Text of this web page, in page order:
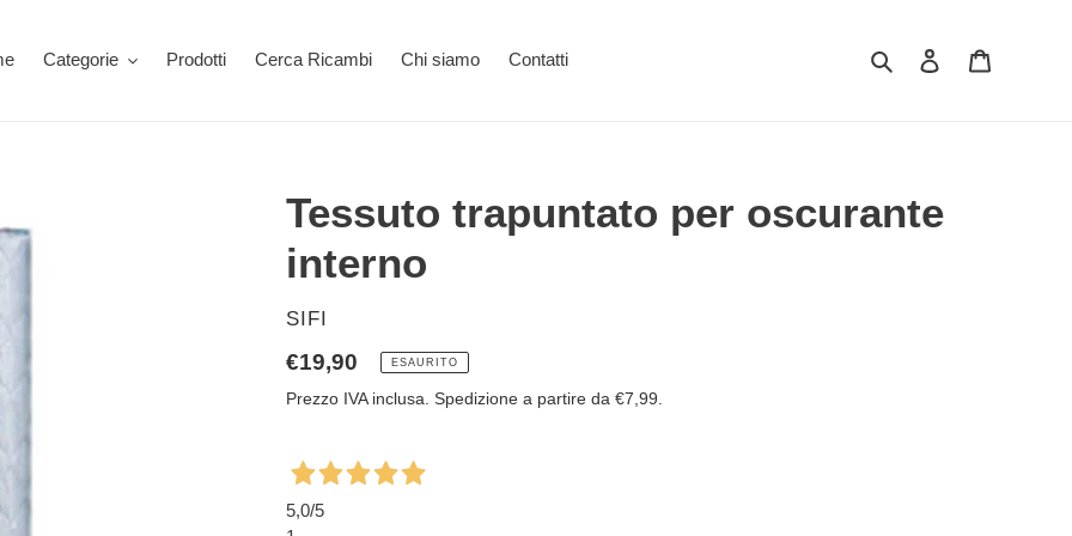
Categorie Prodotti Cerca Ricambi Chi siamo Contatti Cerca Accedi
Tessuto trapuntato per oscurante
interno
VENDITORE
SIFI
Prezzo
di
€19,90 ESAURITO
Prezzo IVA inclusa. Spedizione a partire da €7,99.
5,0/5